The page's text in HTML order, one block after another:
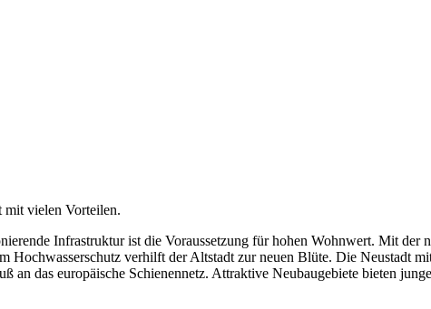
mit vielen Vorteilen.
Infrastruktur ist die Voraussetzung für hohen Wohnwert. Mit der
Hochwasserschutz verhilft der Altstadt zur neuen Blüte. Die Neustadt
an das europäische Schienennetz. Attraktive Neubaugebiete bieten